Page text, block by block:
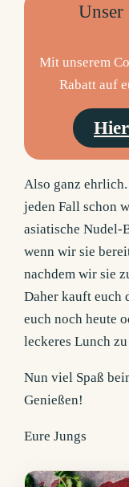
Unser
Mit unserem
Rabatt auf
Also ganz
jeden Fall schon
asiatische Nudel-
wenn wir sie
nachdem wir sie
Daher kauft euch
euch noch heute
leckeres Lunch
Nun viel Spaß
Genießen!
Eure Jungs